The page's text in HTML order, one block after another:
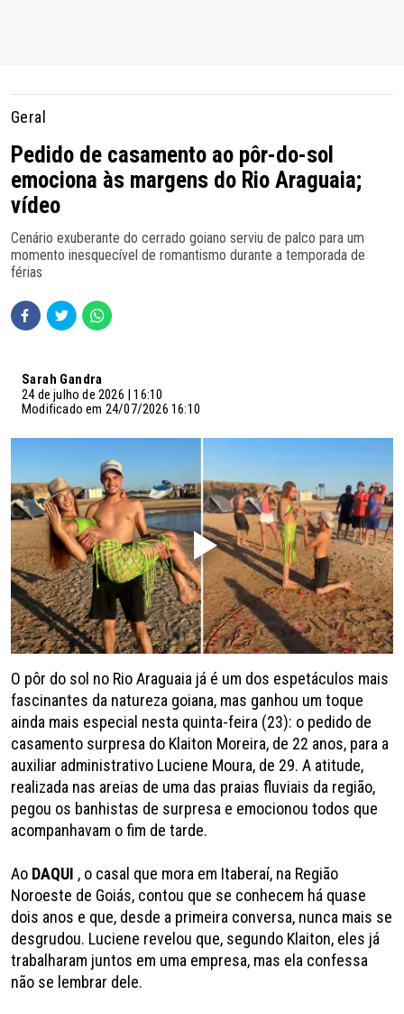
Geral
Pedido de casamento ao pôr-do-sol
emociona às margens do Rio Araguaia;
vídeo
Cenário exuberante do cerrado goiano serviu de palco para um
momento inesquecível de romantismo durante a temporada de
férias
Sarah Gandra
24 de julho de 2026 | 16:10
Modificado em 24/07/2026 16:10
O pôr do sol no Rio Araguaia já é um dos espetáculos mais
fascinantes da natureza goiana, mas ganhou um toque
ainda mais especial nesta quinta-feira (23): o pedido de
casamento surpresa do Klaiton Moreira, de 22 anos, para a
auxiliar administrativo Luciene Moura, de 29. A atitude,
realizada nas areias de uma das praias fluviais da região,
pegou os banhistas de surpresa e emocionou todos que
acompanhavam o fim de tarde.
Ao DAQUI , o casal que mora em Itaberaí, na Região
Noroeste de Goiás, contou que se conhecem há quase
dois anos e que, desde a primeira conversa, nunca mais se
desgrudou. Luciene revelou que, segundo Klaiton, eles já
trabalharam juntos em uma empresa, mas ela confessa
não se lembrar dele.